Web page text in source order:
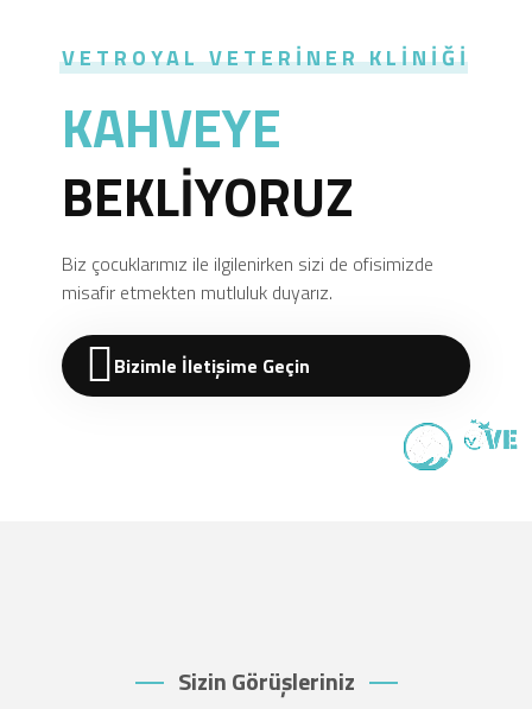
VETROYAL VETERINER KLINIĞI
KAHVEYE
BEKLİYORUZ
Biz çocuklarımız ile ilgilenirken sizi de ofisimizde
misafir etmekten mutluluk duyarız.
Bizimle İletişime Geçin
Sizin Görüşleriniz